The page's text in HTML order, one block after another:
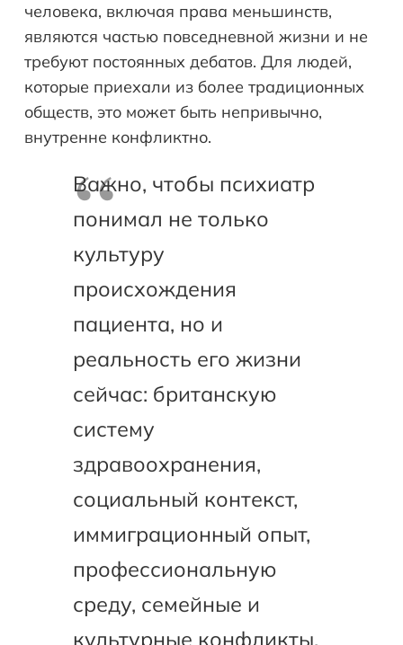
человека, включая права меньшинств,
являются частью повседневной жизни и не
требуют постоянных дебатов. Для людей,
которые приехали из более традиционных
обществ, это может быть непривычно,
внутренне конфликтно.
Важно, чтобы психиатр
понимал не только
культуру
происхождения
пациента, но и
реальность его жизни
сейчас: британскую
систему
здравоохранения,
социальный контекст,
иммиграционный опыт,
профессиональную
среду, семейные и
культурные конфликты,